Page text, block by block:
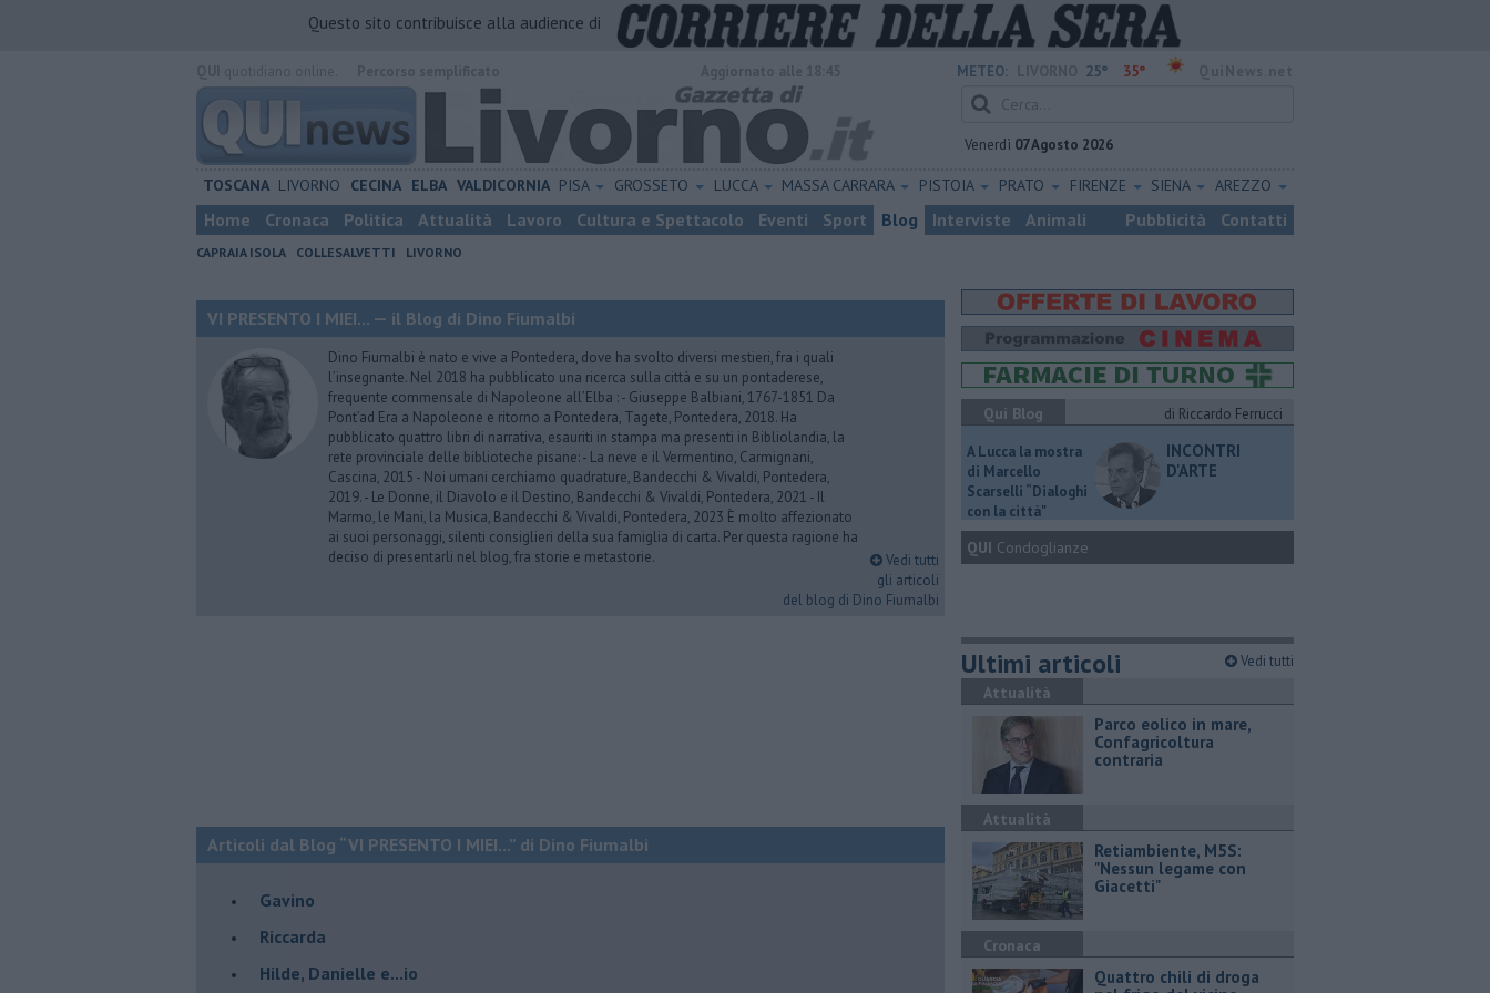
Questo sito contribuisce alla audience di
METEO: 25° 35°
Venerdì 07 Agosto 2026
TOSCANA LIVORNO CECINA ELBA VALDICORNIA PISA GROSSETO LUCCA MASSA CARRARA PISTOIA PRATO FIRENZE SIENA AREZZO
Home Cronaca Politica Attualità Lavoro Cultura e Spettacolo Eventi Sport Blog Interviste Animali Pubblicità Contatti
CAPRAIA ISOLA COLLESALVETTI LIVORNO
VI PRESENTO I MIEI... — il Blog di Dino Fiumalbi
Dino Fiumalbi è nato e vive a Pontedera, dove ha svolto diversi mestieri, fra i quali
l’insegnante. Nel 2018 ha pubblicato una ricerca sulla città e su un pontaderese,
frequente commensale di Napoleone all’Elba : - Giuseppe Balbiani, 1767-1851 Da
Pont’ad Era a Napoleone e ritorno a Pontedera, Tagete, Pontedera, 2018. Ha
pubblicato quattro libri di narrativa, esauriti in stampa ma presenti in Bibliolandia, la
rete provinciale delle biblioteche pisane: - La neve e il Vermentino, Carmignani,
Cascina, 2015 - Noi umani cerchiamo quadrature, Bandecchi & Vivaldi, Pontedera,
2019. - Le Donne, il Diavolo e il Destino, Bandecchi & Vivaldi, Pontedera, 2021 - Il
Marmo, le Mani, la Musica, Bandecchi & Vivaldi, Pontedera, 2023 È molto affezionato
ai suoi personaggi, silenti consiglieri della sua famiglia di carta. Per questa ragione ha
deciso di presentarli nel blog, fra storie e metastorie.
Vedi tutti
gli articoli
del blog di Dino Fiumalbi
Articoli dal Blog “VI PRESENTO I MIEI...” di Dino Fiumalbi
Gavino
Riccarda
Hilde, Danielle e...io
Qui Blog
di Riccardo Ferrucci
A Lucca la mostra
di Marcello
Scarselli “Dialoghi
con la città"
INCONTRI
D'ARTE
QUI Condoglianze
Ultimi articoli Vedi tutti
Attualità
Parco eolico in mare,
Confagricoltura
contraria
Attualità
Retiambiente, M5S:
"Nessun legame con
Giacetti"
Cronaca
Quattro chili di droga